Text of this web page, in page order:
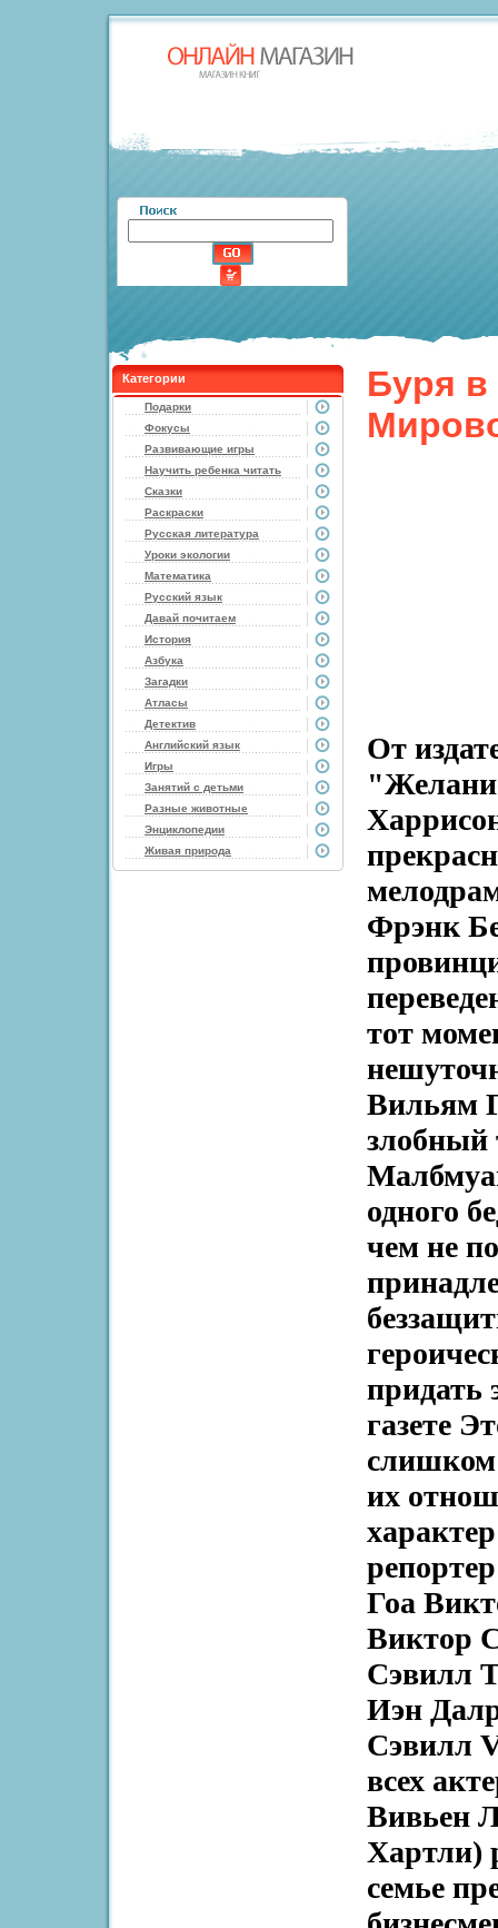
Категории
Подарки
Фокусы
Развивающие игры
Научить ребенка читать
Сказки
Раскраски
Русская литература
Уроки экологии
Математика
Русский язык
Давай почитаем
История
Азбука
Загадки
Атласы
Детектив
Английский язык
Игры
Занятий с детьми
Разные животные
Энциклопедии
Живая природа
Буря в
От
Фрэнк
тот
Вильям
одного
чем не
придать
газете
слишком
их
Гоа
Виктор
Сэвилл
Иэн
Сэвилл
всех
Вивьен
Хартли)
семье